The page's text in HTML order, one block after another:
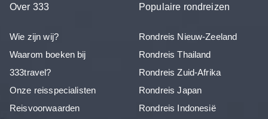
Over 333
Wie zijn wij?
Waarom boeken bij
333travel?
Onze reisspecialisten
Reisvoorwaarden
Populaire rondreizen
Rondreis Nieuw-Zeeland
Rondreis Thailand
Rondreis Zuid-Afrika
Rondreis Japan
Rondreis Indonesië